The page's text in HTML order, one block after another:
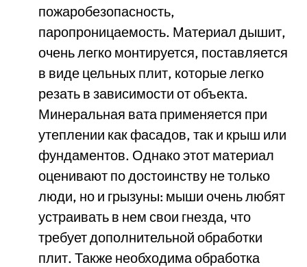
пожаробезопасность,
паропроницаемость. Материал дышит,
очень легко монтируется, поставляется
в виде цельных плит, которые легко
резать в зависимости от объекта.
Минеральная вата применяется при
утеплении как фасадов, так и крыш или
фундаментов. Однако этот материал
оценивают по достоинству не только
люди, но и грызуны: мыши очень любят
устраивать в нем свои гнезда, что
требует дополнительной обработки
плит. Также необходима обработка